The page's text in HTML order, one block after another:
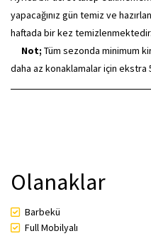
yapacağınız gün temiz ve
haftada bir kez temizlenmektedir.
Not; Tüm sezonda minimum
daha az konaklamalar için
Olanaklar
Barbekü
Full Mobilyalı